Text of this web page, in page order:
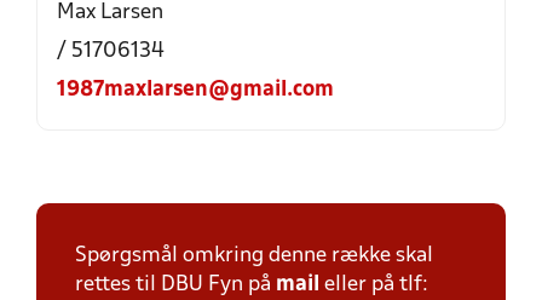
Max Larsen
/ 51706134
1987maxlarsen@gmail.com
Spørgsmål omkring denne række skal
rettes til DBU Fyn på mail eller på tlf: